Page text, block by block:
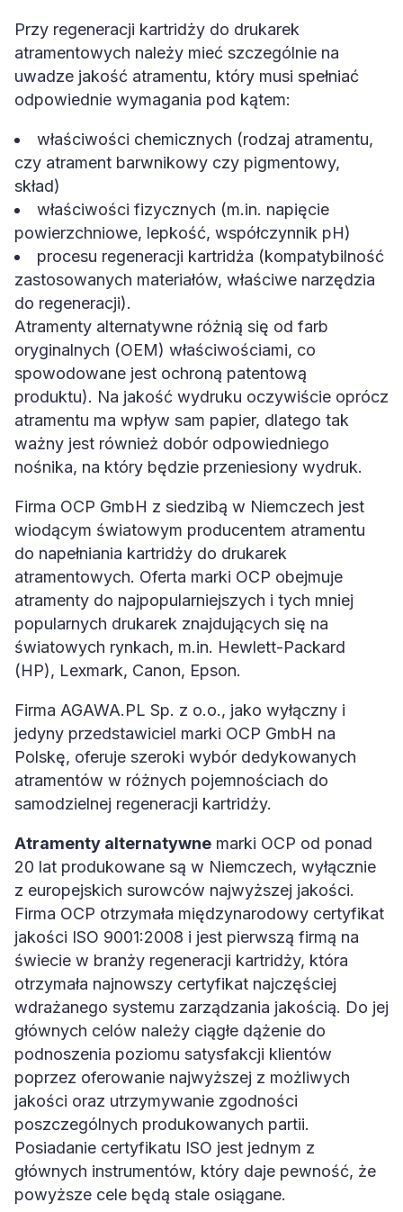
Przy regeneracji kartridży do drukarek
atramentowych należy mieć szczególnie na
uwadze jakość atramentu, który musi spełniać
odpowiednie wymagania pod kątem:
właściwości chemicznych (rodzaj atramentu,
czy atrament barwnikowy czy pigmentowy,
skład)
właściwości fizycznych (m.in. napięcie
powierzchniowe, lepkość, współczynnik pH)
procesu regeneracji kartridża (kompatybilność
zastosowanych materiałów, właściwe narzędzia
do regeneracji).
Atramenty alternatywne różnią się od farb
oryginalnych (OEM) właściwościami, co
spowodowane jest ochroną patentową
produktu). Na jakość wydruku oczywiście oprócz
atramentu ma wpływ sam papier, dlatego tak
ważny jest również dobór odpowiedniego
nośnika, na który będzie przeniesiony wydruk.
Firma OCP GmbH z siedzibą w Niemczech jest
wiodącym światowym producentem atramentu
do napełniania kartridży do drukarek
atramentowych. Oferta marki OCP obejmuje
atramenty do najpopularniejszych i tych mniej
popularnych drukarek znajdujących się na
światowych rynkach, m.in. Hewlett-Packard
(HP), Lexmark, Canon, Epson.
Firma AGAWA.PL Sp. z o.o., jako wyłączny i
jedyny przedstawiciel marki OCP GmbH na
Polskę, oferuje szeroki wybór dedykowanych
atramentów w różnych pojemnościach do
samodzielnej regeneracji kartridży.
Atramenty alternatywne marki OCP od ponad
20 lat produkowane są w Niemczech, wyłącznie
z europejskich surowców najwyższej jakości.
Firma OCP otrzymała międzynarodowy certyfikat
jakości ISO 9001:2008 i jest pierwszą firmą na
świecie w branży regeneracji kartridży, która
otrzymała najnowszy certyfikat najczęściej
wdrażanego systemu zarządzania jakością. Do jej
głównych celów należy ciągłe dążenie do
podnoszenia poziomu satysfakcji klientów
poprzez oferowanie najwyższej z możliwych
jakości oraz utrzymywanie zgodności
poszczególnych produkowanych partii.
Posiadanie certyfikatu ISO jest jednym z
głównych instrumentów, który daje pewność, że
powyższe cele będą stale osiągane.